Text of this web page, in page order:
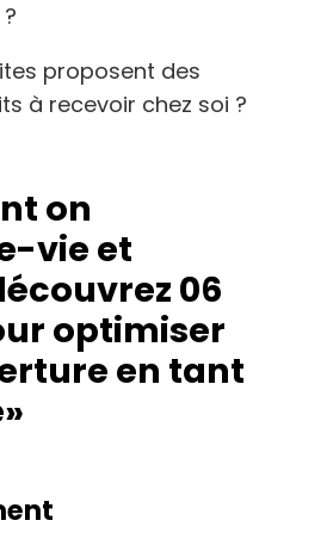
proposent des
à recevoir chez soi ?
on
vie et
06
optimiser
en tant